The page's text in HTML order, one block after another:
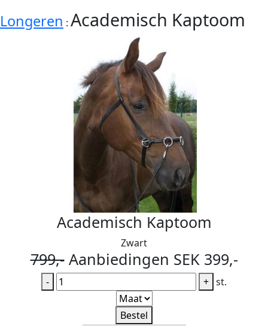
Longeren : Academisch Kaptoom
Academisch Kaptoom
Zwart
799,- Aanbiedingen SEK 399,-
- + st.
Bestel